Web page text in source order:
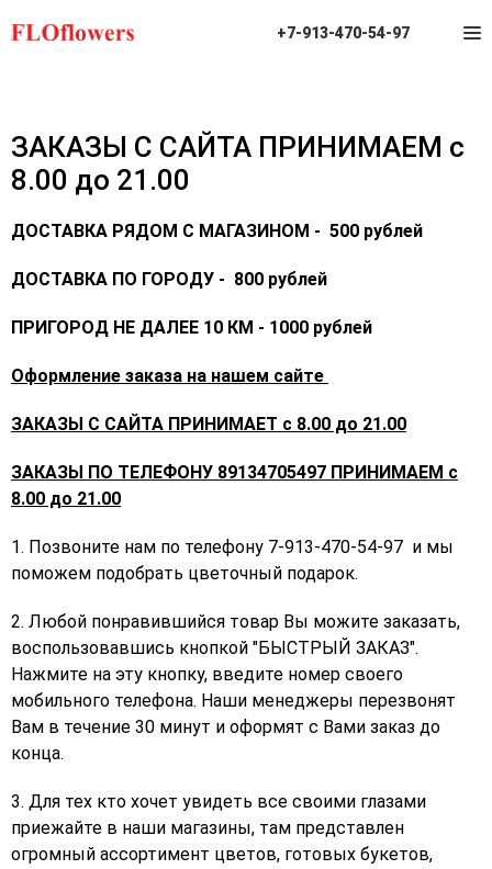
+7-913-470-54-97
ЗАКАЗЫ С САЙТА ПРИНИМАЕМ с
8.00 до 21.00
ДОСТАВКА РЯДОМ С МАГАЗИНОМ - 500 рублей
ДОСТАВКА ПО ГОРОДУ - 800 рублей
ПРИГОРОД НЕ ДАЛЕЕ 10 КМ - 1000 рублей
Оформление заказа на нашем сайте
ЗАКАЗЫ С САЙТА ПРИНИМАЕТ с 8.00 до 21.00
ЗАКАЗЫ ПО ТЕЛЕФОНУ 89134705497 ПРИНИМАЕМ с
8.00 до 21.00
1. Позвоните нам по телефону 7-913-470-54-97 и мы
поможем подобрать цветочный подарок.
2. Любой понравившийся товар Вы можите заказать,
воспользовавшись кнопкой "БЫСТРЫЙ ЗАКАЗ".
Нажмите на эту кнопку, введите номер своего
мобильного телефона. Наши менеджеры перезвонят
Вам в течение 30 минут и оформят с Вами заказ до
конца.
3. Для тех кто хочет увидеть все своими глазами
приежайте в наши магазины, там представлен
огромный ассортимент цветов, готовых букетов,